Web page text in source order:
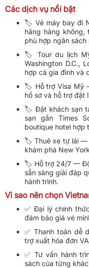
Các dịch vụ nổi bật
🏷️ Vé máy bay đi
hãng hàng
phù hợp ngân sách
🏷️ Tour du lịch
Washington D.C.,
hợp cả gia đình và
🏷️ Hỗ trợ Visa Mỹ
hồ sơ và hỗ trợ đặt
🏷️ Đặt khách sạn
sạn gần Times
boutique hotel hợp
🏷️ Thuê xe tự lái —
khám phá New
🏷️ Hỗ trợ 24/7 —
sẵn sàng giải đáp
hành trình.
Vì sao nên chọn
✅ Đại lý chính
đảm bảo giá vé
✅ Thanh toán dễ
trợ xuất hóa đơn
✅ Tư vấn hành
sách của từng